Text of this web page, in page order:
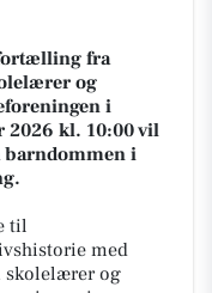
fra
og
i
2026 kl. 10:00 vil
barndommen i
til
med
skolelærer og